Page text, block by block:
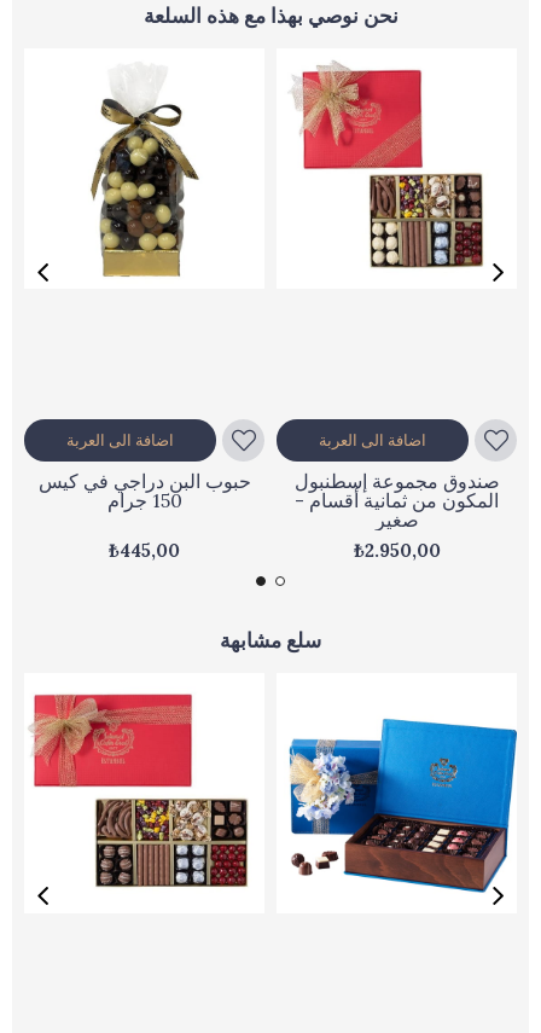
نحن نوصي بهذا مع هذه السلعة
حبوب البن دراجي في كيس
150 جرام
₺445,00
اضافة الى العربة
صندوق مجموعة إسطنبول
المكون من ثمانية أقسام -
صغير
₺2.950,00
اضافة الى العربة
سلع مشابهة